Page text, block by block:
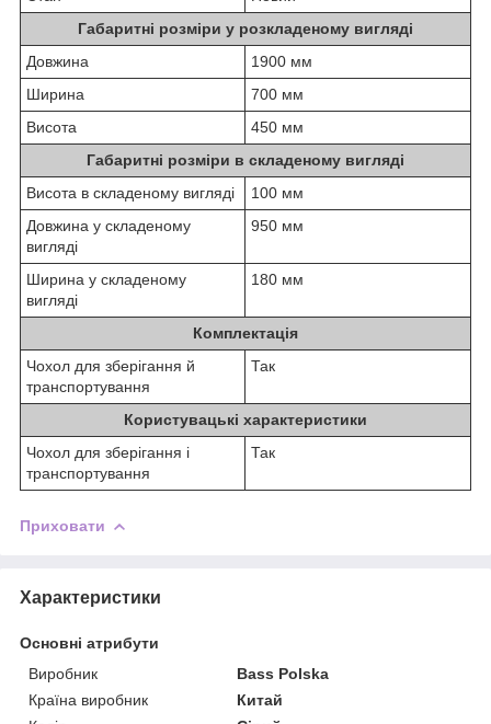
Габаритні розміри у розкладеному вигляді
Довжина
1900 мм
Ширина
700 мм
Висота
450 мм
Габаритні розміри в складеному вигляді
Висота в складеному вигляді
100 мм
Довжина у складеному
вигляді
950 мм
Ширина у складеному
вигляді
180 мм
Комплектація
Чохол для зберігання й
транспортування
Так
Користувацькі характеристики
Чохол для зберігання і
транспортування
Так
Приховати
Характеристики
Основні атрибути
Виробник
Bass Polska
Країна виробник
Китай